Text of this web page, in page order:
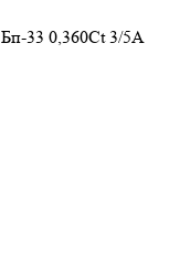
33 0,360Ct 3/5А